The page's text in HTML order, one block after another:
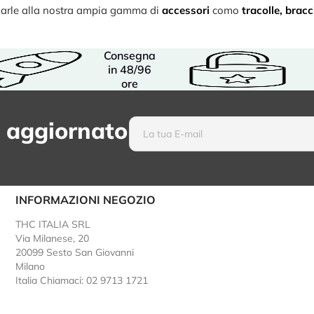
alla nostra ampia gamma di accessori como tracolle,
Consegna
in 48/96
ore
aggiornato
INFORMAZIONI NEGOZIO
THC ITALIA SRL
Via Milanese, 20
20099 Sesto San Giovanni
Milano
Italia Chiamaci: 02 9713 1721